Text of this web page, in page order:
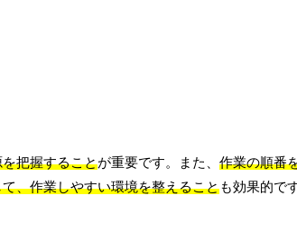
把握することが重要です。また、 作業の順番
、作業しやすい環境を整えることも効果的です